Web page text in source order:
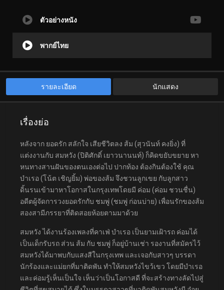
ตัวอย่างหนัง
พากย์ไทย
รายละเอียด นักแสดง
เรื่องย่อ
หลังจาก ยอดรัก สลักใจ เสียชีวิตลง ส้ม (สุวนันท์ คงยิ่ง) ที่
แต่งงานกับ สมหวัง (ปิติศักดิ์ เยาวนานนท์) ก็คิดขยับขยาย หา
หนทางสานฝันของตนเองต่อไป ปากท้อง ต้องกินต้องใช้ คุณ
บำเรอ (โน้ต เชิญยิ้ม) พ่อของส้ม จึงชวนลูกเขย กับลูกสาว
ดิ้นรนเข้ามาหาโอกาสในกรุงเทพโดยมี ค่อม (ค่อม ชวนชื่น)
อดีตผู้จัดการวงยอดรักกับ ชมพู่ (ชมพู่ ก่อนบ่าย) เพื่อนรักของส้ม
สองสามีภรรยาที่ติดสอยห้อยตามมาด้วย
สมหวัง ได้งานร้องเพลงที่คาเฟ่ บำเรอ เป็นยามเฝ้ารถ ค่อมได้
เป็นเด็กรับรถ ส่วน ส้ม กับ ชมพู่ ก็อยู่บ้านเช่า รองานที่สมัครไว้
สมหวังได้มาพบกับแสงสีในกรุงเทพ และเจอกับสาวๆ บรรดา
นักร้องและแม่ยกที่มาติดพัน ทำให้สมหวังไขว้เขว โดยมีบำเรอ
และค่อมรู้เห็นเป็นใจ เห็นว่าเป็นโอกาสดี ที่จะสร้างทางลัดไปสู่